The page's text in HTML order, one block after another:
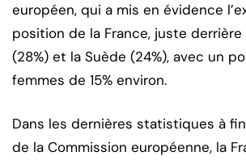
européen, qui a mis en évidence
position de la France, juste derrière
(28%) et la Suède (24%), avec un
femmes de 15% environ.
Dans les dernières statistiques à
de la Commission européenne, la